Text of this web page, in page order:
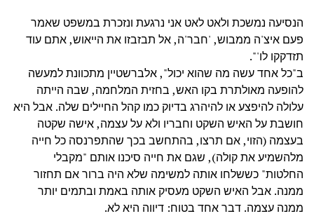
הנסיעה נמשכת ולאט לאט אני נרגעת ונזכרת במשפט שאמר
פעם איצ'ה ממבוש, 'חבר'ה, אל תבזבזו את הייאוש, אתם עוד
תזדקקו לו'".
ב"כל אחד עשה מה שהוא יכול", אלברשטיין מתכוונת למעשה
להופעה מאולתרת בקו האש, בחזית המלחמה, שבה הייתה
עלולה להיפצע או להיהרג בדיוק כמו קהל החיילים שלה. אבל היא
חושבת על האיש השקט וחבריו ולא על עצמה, אישה שקטה
בעצמה (הזוי, אם תרצו, בהתחשב בכך שהתפרנסה כל חייה
מלהשמיע את קולה), שגם את חייה סיכנו אותם "מקבלי
החלטות" כששלחו אותה למשימה שלא היה ברור אם תחזור
ממנה. אבל האיש השקט מעסיק אותה באמת ובתמים יותר
ממנה עצמה. דבר אחד בטוח: דיווה היא לא.